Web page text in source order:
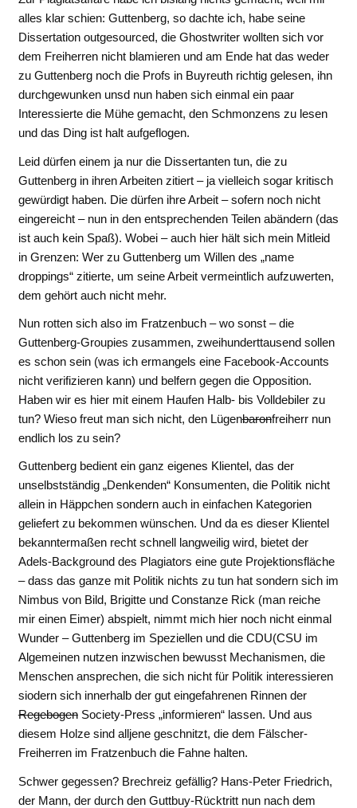
alles klar schien: Guttenberg, so dachte ich, habe seine
Dissertation outgesourced, die Ghostwriter wollten sich vor
dem Freiherren nicht blamieren und am Ende hat das weder
zu Guttenberg noch die Profs in Buyreuth richtig gelesen, ihn
durchgewunken unsd nun haben sich einmal ein paar
Interessierte die Mühe gemacht, den Schmonzens zu lesen
und das Ding ist halt aufgeflogen.
Leid dürfen einem ja nur die Dissertanten tun, die zu
Guttenberg in ihren Arbeiten zitiert – ja vielleich sogar kritisch
gewürdigt haben. Die dürfen ihre Arbeit – sofern noch nicht
eingereicht – nun in den entsprechenden Teilen abändern (das
ist auch kein Spaß). Wobei – auch hier hält sich mein Mitleid
in Grenzen: Wer zu Guttenberg um Willen des „name
droppings“ zitierte, um seine Arbeit vermeintlich aufzuwerten,
dem gehört auch nicht mehr.
Nun rotten sich also im Fratzenbuch – wo sonst – die
Guttenberg-Groupies zusammen, zweihunderttausend sollen
es schon sein (was ich ermangels eine Facebook-Accounts
nicht verifizieren kann) und belfern gegen die Opposition.
Haben wir es hier mit einem Haufen Halb- bis Volldebiler zu
tun? Wieso freut man sich nicht, den Lügenbaronfreiherr nun
endlich los zu sein?
Guttenberg bedient ein ganz eigenes Klientel, das der
unselbstständig „Denkenden“ Konsumenten, die Politik nicht
allein in Häppchen sondern auch in einfachen Kategorien
geliefert zu bekommen wünschen. Und da es dieser Klientel
bekanntermaßen recht schnell langweilig wird, bietet der
Adels-Background des Plagiators eine gute Projektionsfläche
– dass das ganze mit Politik nichts zu tun hat sondern sich im
Nimbus von Bild, Brigitte und Constanze Rick (man reiche
mir einen Eimer) abspielt, nimmt mich hier noch nicht einmal
Wunder – Guttenberg im Speziellen und die CDU(CSU im
Algemeinen nutzen inzwischen bewusst Mechanismen, die
Menschen ansprechen, die sich nicht für Politik interessieren
siodern sich innerhalb der gut eingefahrenen Rinnen der
RegebogenSociety-Press „informieren“ lassen. Und aus
diesem Holze sind alljene geschnitzt, die dem Fälscher-
Freiherren im Fratzenbuch die Fahne halten.
Schwer gegessen? Brechreiz gefällig? Hans-Peter Friedrich,
der Mann, der durch den Guttbuy-Rücktritt nun nach dem